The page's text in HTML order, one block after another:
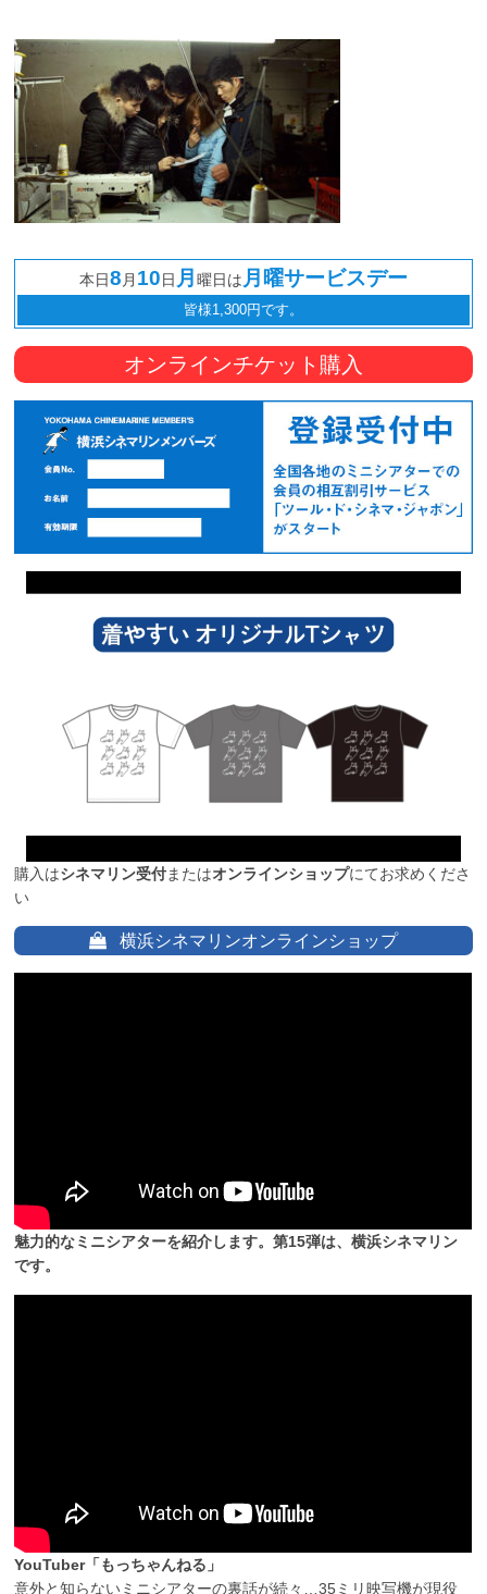
本日8月 10日 月 曜日は月曜サービスデー
皆様1,300円です。
オンラインチケット購入
購入はシネマリン受付またはオンラインショップにてお求めくださ
い
横浜シネマリンオンラインショップ
魅力的なミニシアターを紹介します。第15弾は、横浜シネマリン
です。
YouTuber「もっちゃんねる」
意外と知らないミニシアターの裏話が続々…35ミリ映写機が現役